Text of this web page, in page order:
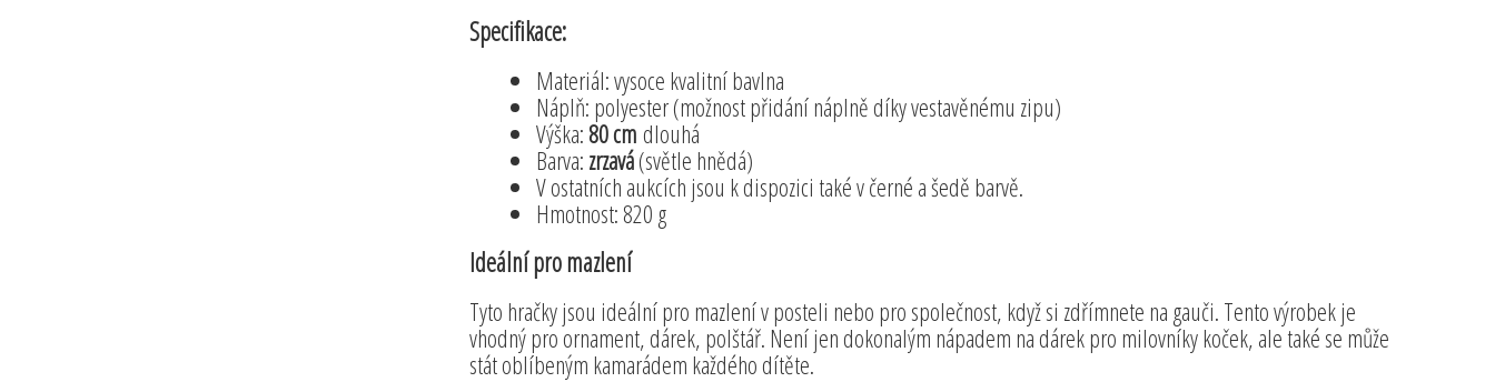
Specifikace:
Materiál: vysoce kvalitní bavlna
Náplň: polyester (možnost přidání náplně díky vestavěnému zipu)
Výška: 80 cmdlouhá
Barva: zrzavá(světle hnědá)
V ostatních aukcích jsou k dispozici také v černé a šedě barvě.
Hmotnost: 820 g
Ideální pro mazlení
Tyto hračky jsou ideální pro mazlení v posteli nebo pro společnost, když si zdřímnete na gauči. Tento výrobek je
vhodný pro ornament, dárek, polštář. Není jen dokonalým nápadem na dárek pro milovníky koček, ale také se může
stát oblíbeným kamarádem každého dítěte.